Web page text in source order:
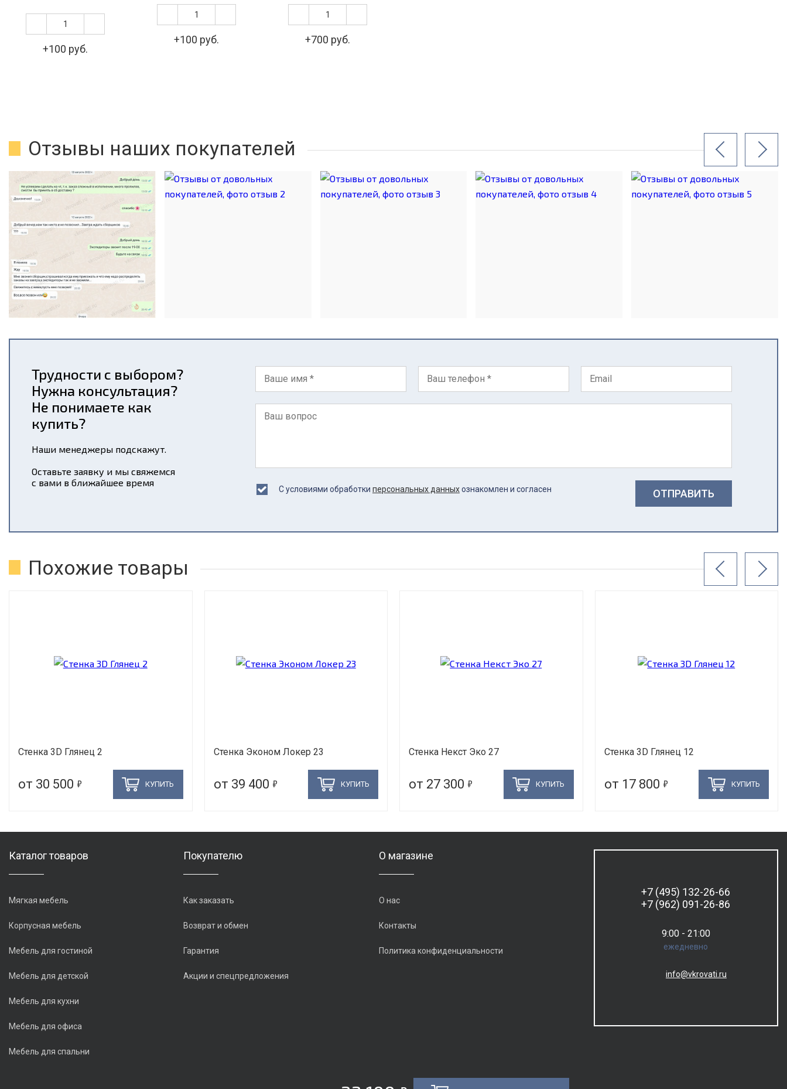
+100 руб.
+100 руб. +700 руб.
Отзывы наших покупателей
Трудности с выбором?
Нужна консультация?
Не понимаете как
купить?
Наши менеджеры подскажут.
Оставьте заявку и мы свяжемся
с вами в ближайшее время
С условиями обработки персональных данныхознакомлен и согласен ОТПРАВИТЬ
Похожие товары
Стенка 3D Глянец 2
от 30 500 5 КУПИТЬ
Стенка Эконом Локер 23
от 39 400 5 КУПИТЬ
Стенка Некст Эко 27
от 27 300 5 КУПИТЬ
Стенка 3D Глянец 12
от 17 800 5 КУПИТЬ
Каталог товаров
Мягкая мебель
Корпусная мебель
Мебель для гостиной
Мебель для детской
Мебель для кухни
Мебель для офиса
Мебель для спальни
Покупателю
Как заказать
Возврат и обмен
Гарантия
Акции и спецпредложения
О магазине
О нас
Контакты
Политика конфиденциальности
+7 (495) 132-26-66
+7 (962) 091-26-86
9:00 - 21:00
ежедневно
info@vkrovati.ru